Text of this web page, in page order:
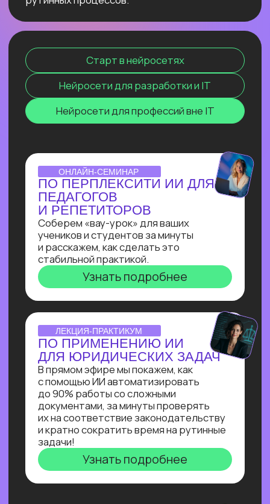
сокращение расходов, ускорение
и прочее. Освоив эту востребованную
профессию сейчас, ты станешь
интеллектуальные продукты, которые
меняют правила игры и приносят
реальную прибыль.
ОТКРЫТЫЙ УРОК
ЗАПУСК НЕЙРОСЕТИ
Покажем, как развернуть модель
deepseek R1 прямо на своём
компьютере и не переживать
о безопасности данных, зависаниях
и плохом интернете
Узнать подробнее
ОNLINE-ПРАКТИКУМ
ПО СОЗДАНИЮ ИИ-
АССИСТЕНТА
В прямом эфире Кирилл Пшинник
сделает реальную задачу промпт-
инженера: создаст
многофункционального ИИ-ассистента
для коммуникации с клиентом на сайте
и сокращения затрат на персонал.
Узнать подробнее
ОNLINE-ИНТЕНСИВ
СОЗДАЕМ ИИ-АССИСТЕНТА
ЗА 3 ДНЯ!
Ты создашь полноценного ИИ-
ассистента, интегрированного
в Telegram, на выбранную тобой тему
без единой строчки кода!
Узнать подробнее
ОТКРЫТАЯ ЛЕКЦИЯ
СВОЙ БИЗНЕС НА ИИ